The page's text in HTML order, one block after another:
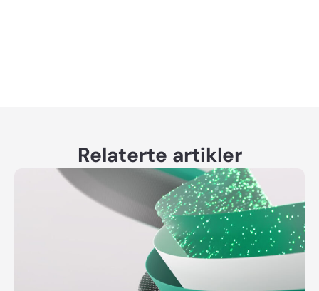
Relaterte artikler